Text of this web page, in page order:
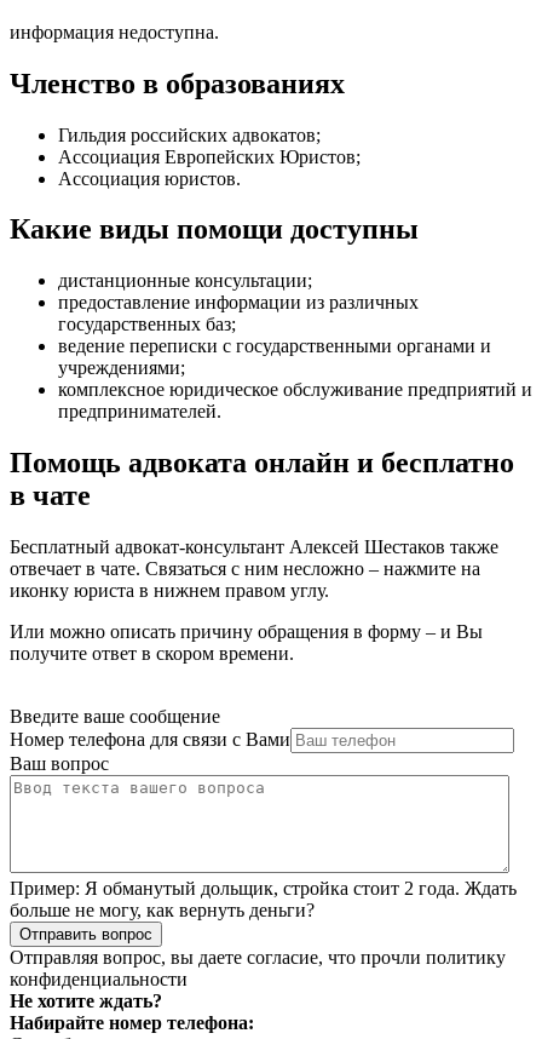
информация недоступна.
Членство в образованиях
Гильдия российских адвокатов;
Ассоциация Европейских Юристов;
Ассоциация юристов.
Какие виды помощи доступны
дистанционные консультации;
предоставление информации из различных
государственных баз;
ведение переписки с государственными органами и
учреждениями;
комплексное юридическое обслуживание предприятий и
предпринимателей.
Помощь адвоката онлайн и бесплатно
в чате
Бесплатный адвокат-консультант Алексей Шестаков также
отвечает в чате. Связаться с ним несложно – нажмите на
иконку юриста в нижнем правом углу.
Или можно описать причину обращения в форму – и Вы
получите ответ в скором времени.
Введите ваше сообщение
Номер телефона для связи с Вами
Ваш вопрос
Пример: Я обманутый дольщик, стройка стоит 2 года. Ждать
больше не могу, как вернуть деньги?
Отправить вопрос
Отправляя вопрос, вы даете согласие, что прочли политику
конфиденциальности
Не хотите ждать?
Набирайте номер телефона: